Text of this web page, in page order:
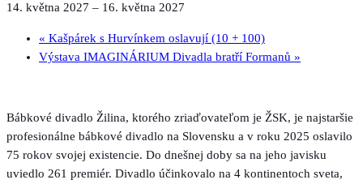
14. května 2027 – 16. května 2027
« Kašpárek s Hurvínkem oslavují (10 + 100)
Výstava IMAGINÁRIUM Divadla bratří Formanů »
Bábkové divadlo Žilina, ktorého zriaďovateľom je ŽSK, je najstaršie
profesionálne bábkové divadlo na Slovensku a v roku 2025 oslavilo
75 rokov svojej existencie. Do dnešnej doby sa na jeho javisku
uviedlo 261 premiér. Divadlo účinkovalo na 4 kontinentoch sveta,